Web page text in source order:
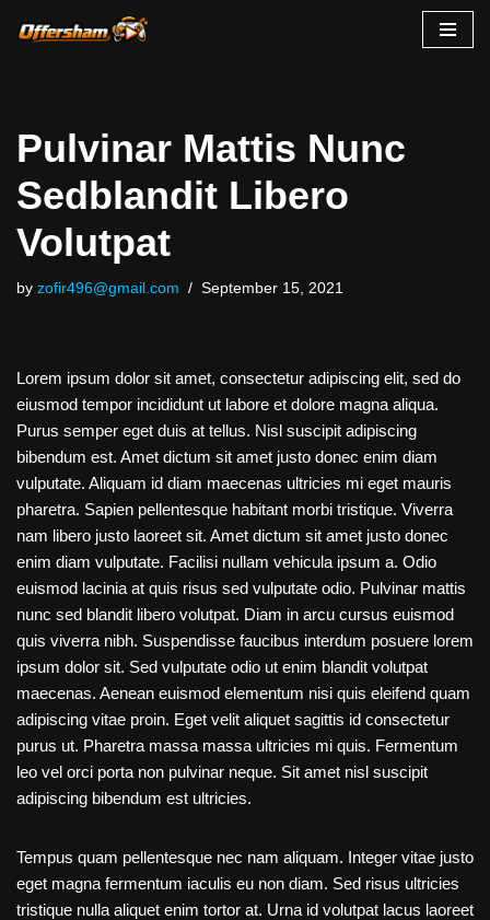
Pulvinar Mattis Nunc
Sedblandit Libero
Volutpat
by zofir496@gmail.com September 15, 2021
Lorem ipsum dolor sit amet, consectetur adipiscing elit, sed do
eiusmod tempor incididunt ut labore et dolore magna aliqua.
Purus semper eget duis at tellus. Nisl suscipit adipiscing
bibendum est. Amet dictum sit amet justo donec enim diam
vulputate. Aliquam id diam maecenas ultricies mi eget mauris
pharetra. Sapien pellentesque habitant morbi tristique. Viverra
nam libero justo laoreet sit. Amet dictum sit amet justo donec
enim diam vulputate. Facilisi nullam vehicula ipsum a. Odio
euismod lacinia at quis risus sed vulputate odio. Pulvinar mattis
nunc sed blandit libero volutpat. Diam in arcu cursus euismod
quis viverra nibh. Suspendisse faucibus interdum posuere lorem
ipsum dolor sit. Sed vulputate odio ut enim blandit volutpat
maecenas. Aenean euismod elementum nisi quis eleifend quam
adipiscing vitae proin. Eget velit aliquet sagittis id consectetur
purus ut. Pharetra massa massa ultricies mi quis. Fermentum
leo vel orci porta non pulvinar neque. Sit amet nisl suscipit
adipiscing bibendum est ultricies.
Tempus quam pellentesque nec nam aliquam. Integer vitae justo
eget magna fermentum iaculis eu non diam. Sed risus ultricies
tristique nulla aliquet enim tortor at. Urna id volutpat lacus laoreet